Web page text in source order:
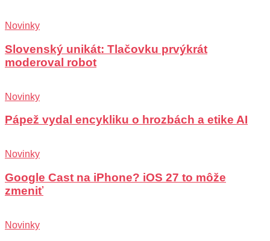
Novinky
Slovenský unikát: Tlačovku prvýkrát
moderoval robot
Novinky
Pápež vydal encykliku o hrozbách a etike AI
Novinky
Google Cast na iPhone? iOS 27 to môže
zmeniť
Novinky